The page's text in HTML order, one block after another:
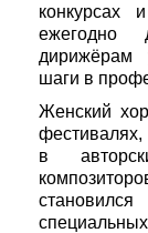
конкурсах
ежегодно
дирижёрам
шаги в
Женский
фестивалях,
в